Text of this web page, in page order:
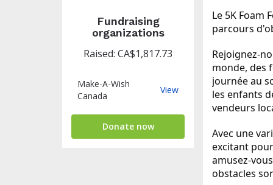
Fundraising
organizations
Raised: CA$1,817.73
Make-A-Wish
Canada
ViewMake-
Wish
Donate now
Le 5K Foam
parcours
Rejoignez-
monde, des
journée au
les enfants
vendeurs
Avec une
excitant
amusez-
obstacles